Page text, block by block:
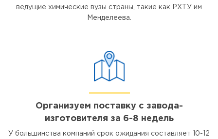
ведущие химические вузы страны, такие как РХТУ им
Менделеева.
Организуем поставку с завода-
изготовителя за 6-8 недель
У большинства компаний срок ожидания составляет 10-12